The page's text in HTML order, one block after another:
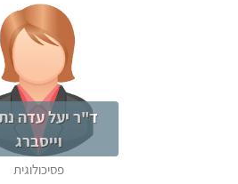
ד"ר יעל עדה
וייסברג
פסיכולוגית